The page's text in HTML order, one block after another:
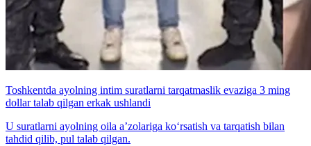
Toshkentda ayolning intim suratlarni tarqatmaslik evaziga 3 ming
dollar talab qilgan erkak ushlandi
U suratlarni ayolning oila a’zolariga ko‘rsatish va tarqatish bilan
tahdid qilib, pul talab qilgan.